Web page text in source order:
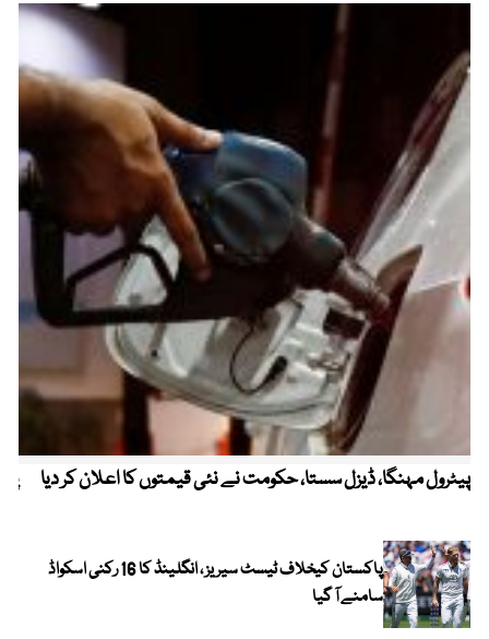
پیٹرول مہنگا، ڈیزل سستا، حکومت نے نئی قیمتوں کا اعلان کر دیا
پاکستان کیخلاف ٹیسٹ سیریز ، انگلینڈ کا 16 رکنی اسکواڈ
سامنے آ گیا